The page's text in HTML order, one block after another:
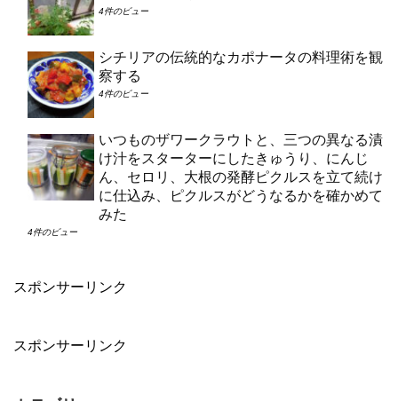
4件のビュー
シチリアの伝統的なカポナータの料理術を観
察する
4件のビュー
いつものザワークラウトと、三つの異なる漬
け汁をスターターにしたきゅうり、にんじ
ん、セロリ、大根の発酵ピクルスを立て続け
に仕込み、ピクルスがどうなるかを確かめて
みた
4件のビュー
スポンサーリンク
スポンサーリンク